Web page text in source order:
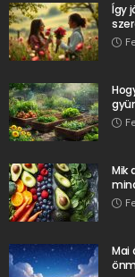
Így
Mik
Mai